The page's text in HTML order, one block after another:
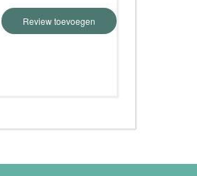
Review toevoegen